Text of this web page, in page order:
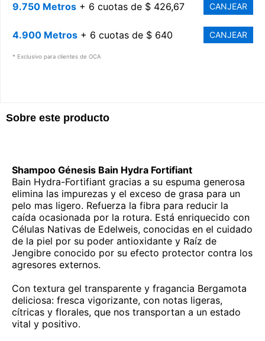
Sobre este producto
Shampoo Génesis Bain Hydra Fortifiant
Bain Hydra-Fortifiant gracias a su espuma generosa
elimina las impurezas y el exceso de grasa para un
pelo mas ligero. Refuerza la fibra para reducir la
caída ocasionada por la rotura. Está enriquecido con
Células Nativas de Edelweis, conocidas en el cuidado
de la piel por su poder antioxidante y Raíz de
Jengibre conocido por su efecto protector contra los
agresores externos.
Con textura gel transparente y fragancia Bergamota
deliciosa: fresca vigorizante, con notas ligeras,
cítricas y florales, que nos transportan a un estado
vital y positivo.
9.750 Metros + 6 cuotas de $ 426,67 CANJEAR
4.900 Metros + 6 cuotas de $ 640 CANJEAR
* Exclusivo para clientes de OCA